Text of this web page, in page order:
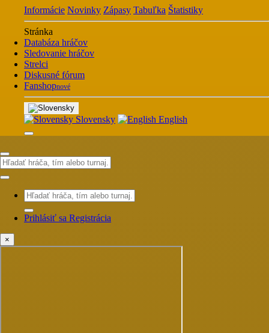
Informácie Novinky Zápasy Tabuľka Štatistiky
Stránka
Databáza hráčov
Sledovanie hráčov
Strelci
Diskusné fórum
Fanshopnové
Slovensky English
Prihlásiť sa Registrácia
×